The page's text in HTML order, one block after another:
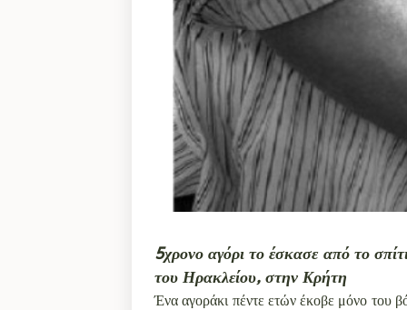
5χρονο αγόρι το έσκασε από το
του Ηρακλείου, στην Κρήτη
Ένα αγοράκι πέντε ετών έκοβε μόνο του